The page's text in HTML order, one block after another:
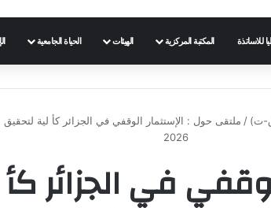
للاساتذة المكتبة المركزية الهيئات الحياة الجامعية
ت) /
2026
في الجزائر كأ